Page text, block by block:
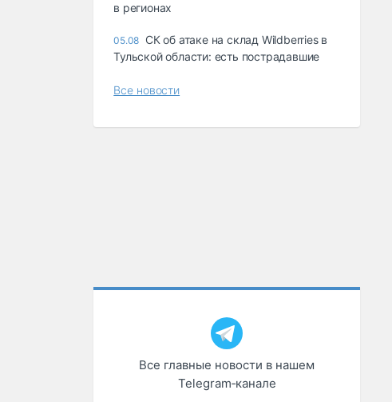
в регионах
05.08 СК об атаке на склад Wildberries в
Тульской области: есть пострадавшие
Все новости
Все главные новости в нашем
Telegram‑канале